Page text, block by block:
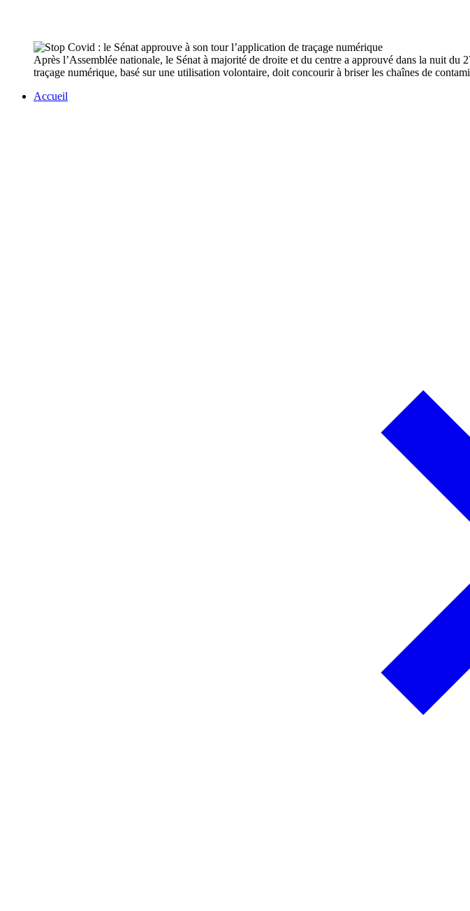
Après l’Assemblée nationale, le Sénat à majorité de droite et du centre a approuvé dans la nuit
traçage numérique, basé sur une utilisation volontaire, doit concourir à briser les chaînes de
Accueil